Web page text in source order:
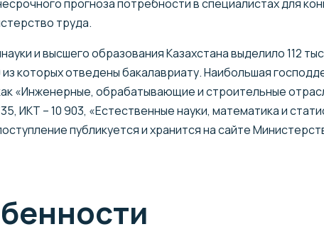
прогноза потребности в специалистах для
труда.
и высшего образования Казахстана выделило 112
которых отведены бакалавриату. Наибольшая
«Инженерные, обрабатывающие и строительные
ИКТ – 10 903, «Естественные науки, математика и
публикуется и хранится на сайте